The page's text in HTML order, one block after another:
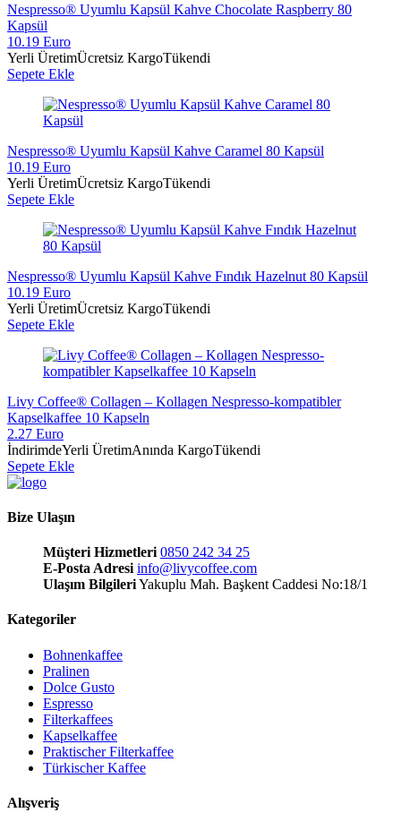
Nespresso® Uyumlu Kapsül Kahve Chocolate Raspberry 80
Kapsül
10.19 Euro
Yerli ÜretimÜcretsiz KargoTükendi
Sepete Ekle
Nespresso® Uyumlu Kapsül Kahve Caramel 80 Kapsül
10.19 Euro
Yerli ÜretimÜcretsiz KargoTükendi
Sepete Ekle
Nespresso® Uyumlu Kapsül Kahve Fındık Hazelnut 80 Kapsül
10.19 Euro
Yerli ÜretimÜcretsiz KargoTükendi
Sepete Ekle
Livy Coffee® Collagen – Kollagen Nespresso-kompatibler
Kapselkaffee 10 Kapseln
2.27 Euro
İndirimdeYerli ÜretimAnında KargoTükendi
Sepete Ekle
Bize Ulaşın
Müşteri Hizmetleri 0850 242 34 25
E-Posta Adresi info@livycoffee.com
Ulaşım BilgileriYakuplu Mah. Başkent Caddesi No:18/1
Kategoriler
Bohnenkaffee
Pralinen
Dolce Gusto
Espresso
Filterkaffees
Kapselkaffee
Praktischer Filterkaffee
Türkischer Kaffee
Alışveriş